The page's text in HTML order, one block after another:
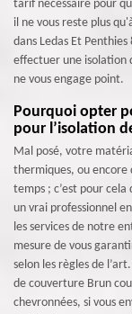
tarif nécessaire pour
il ne vous reste plus
dans Ledas Et
effectuer une isolation
ne vous engage point.
Pourquoi opter
pour l’isolation
Mal posé, votre
thermiques, ou encore
temps ; c’est pour
un vrai professionnel
les services de notre
mesure de vous
selon les règles de
de couverture Brun
chevronnées, si vous